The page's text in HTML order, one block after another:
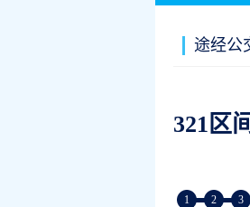
途经公
321区
1 2 3